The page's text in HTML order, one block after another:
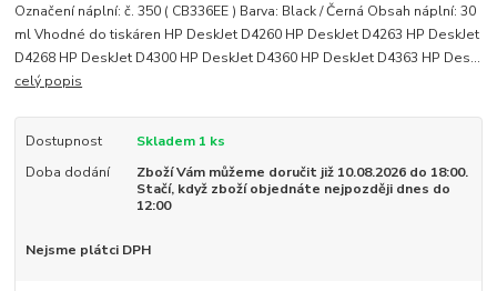
Označení náplní: č. 350 ( CB336EE ) Barva: Black / Černá Obsah náplní: 30
ml Vhodné do tiskáren HP DeskJet D4260 HP DeskJet D4263 HP DeskJet
D4268 HP DeskJet D4300 HP DeskJet D4360 HP DeskJet D4363 HP Des...
celý popis
Dostupnost
Skladem 1 ks
Doba dodání
Zboží Vám můžeme doručit již 10.08.2026 do 18:00.
Stačí, když zboží objednáte nejpozději dnes do
12:00
Nejsme plátci DPH